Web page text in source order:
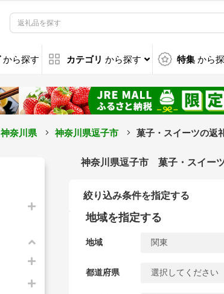
から探す カテゴリ から探す 特集 から
神奈川県 神奈川県逗子市 菓子・スイーツの返
神奈川県逗子市 菓子・スイー
絞り込み条件を指定する
地域を指定する
地域
都道府県